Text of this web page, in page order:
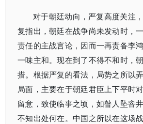
对于朝廷动向，严复高度关注
复指出，朝廷在战争尚未发动时，
责任的主战言论，因而一再责备李
一味主和。现在到了不得不和时，
措。根据严复的看法，局势之所以
局面，主要在于朝廷君臣上下平时
留意，致使临事之顷，如瞽人坠窨
不知出处何在。中国之所以在这场